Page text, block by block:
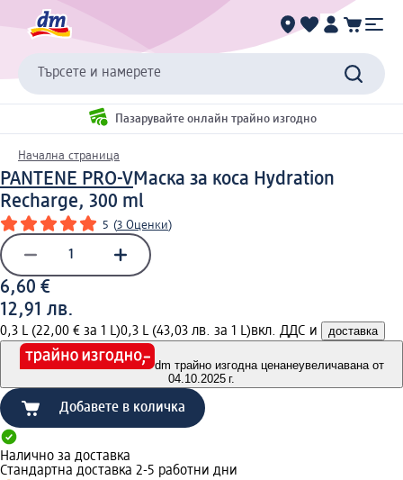
Търсете и намерете
Пазарувайте онлайн трайно изгодно
Начална страница
PANTENE PRO-VМаска за коса Hydration
Recharge, 300 ml
5 (3 Оценки)
6,60 €
12,91 лв.
0,3 L (22,00 € за 1 L)0,3 L (43,03 лв. за 1 L)вкл. ДДС и доставка
dm трайно изгодна ценанеувеличавана от
04.10.2025 г.
Добавете в количка
Налично за доставка
Стандартна доставка 2-5 работни дни